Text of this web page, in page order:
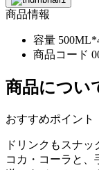
商品情報
容量
商品コード
商品につい
おすすめポイント
ドリンクもスナ
コカ・コーラと、